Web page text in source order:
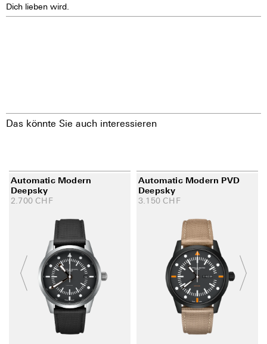
Dich lieben wird.
Das könnte Sie auch interessieren
Automatic Modern
Deepsky
2.700 CHF
Automatic Modern PVD
Deepsky
3.150 CHF